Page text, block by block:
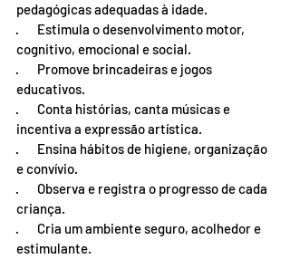
pedagógicas adequadas à idade.
·       Estimula o desenvolvimento motor,
cognitivo, emocional e social.
·       Promove brincadeiras e jogos
educativos.
·       Conta histórias, canta músicas e
incentiva a expressão artística.
·       Ensina hábitos de higiene, organização
e convívio.
·       Observa e registra o progresso de cada
criança.
·       Cria um ambiente seguro, acolhedor e
estimulante.